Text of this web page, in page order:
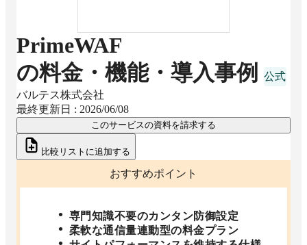
PrimeWAF
の料金・機能・導入事例
バルテス株式会社
最終更新日 : 2026/06/08
このサービスの資料を請求する
比較リストに追加する
おすすめポイント
専門知識不要のカンタン防御設定
柔軟な通信量連動型の料金プラン